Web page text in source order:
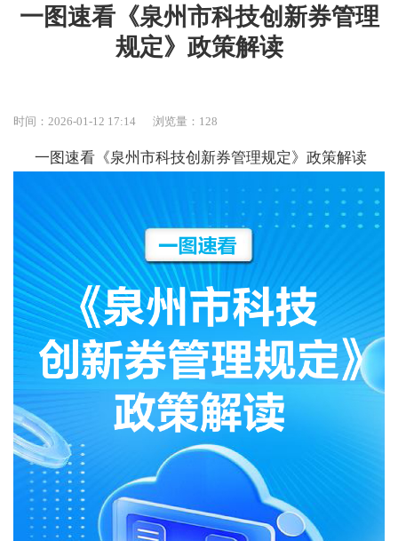
一图速看《泉州市科技创新券管理
规定》政策解读
时间：2026-01-12 17:14 浏览量： 128
一图速看《泉州市科技创新券管理规定》 政策解读